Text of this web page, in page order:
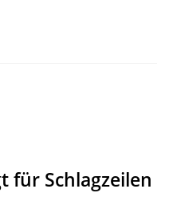
für Schlagzeilen